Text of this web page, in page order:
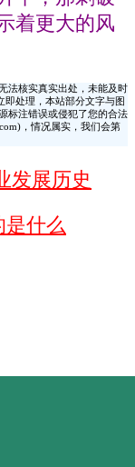
着更大的风
法核实真实出处，未能及时
即处理，本站部分文字与图
标注错误或侵犯了您的合法
，情况属实，我们会第
发展历史
是什么